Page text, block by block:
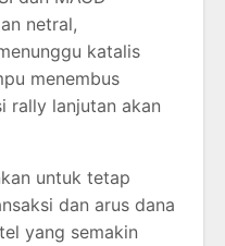
netral,
katalis
menembus
rally lanjutan akan
untuk tetap
dan arus dana
yang semakin